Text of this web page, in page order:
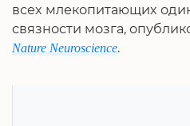
всех млекопитающих
связности мозга,
Nature Neuroscience.